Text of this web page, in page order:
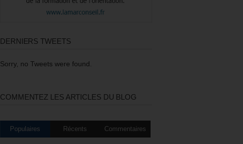
DERNIERS TWEETS
Sorry, no Tweets were found.
COMMENTEZ LES ARTICLES DU BLOG
Populaires Récents Commentaires